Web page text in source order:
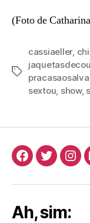
(Foto de
Tags
cassiaeller,
sextou show,
Facebook
Twitter
Ah, sim: